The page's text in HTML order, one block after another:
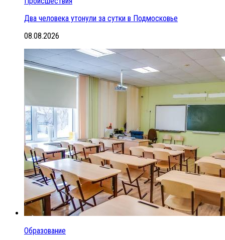
Два человека утонули за сутки в Подмосковье
08.08.2026
Образование